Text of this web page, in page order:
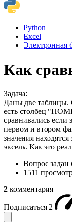
Python
Excel
Электронная
Как
Задача:
Даны две таблицы.
есть столбец
сравнивались
первом и втором
значения
эксель. Как это
Вопрос задан
1511
2 комментария
Подписаться 2